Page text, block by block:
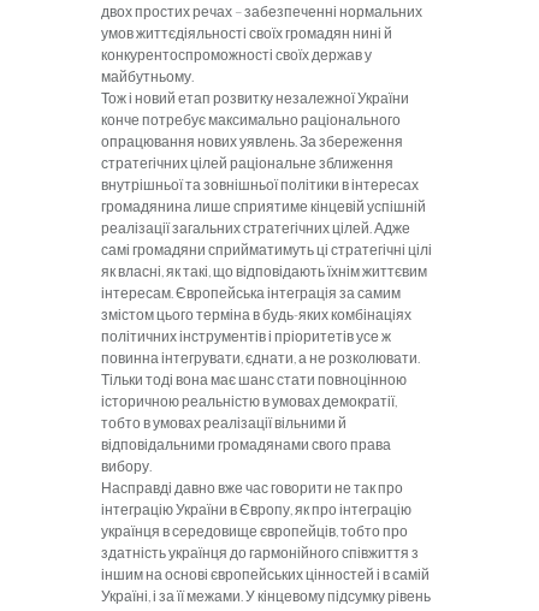
двох простих речах – забезпеченні нормальних
умов життєдіяльності своїх громадян нині й
конкурентоспроможності своїх держав у
майбутньому.
Тож і новий етап розвитку незалежної України
конче потребує максималь­но раціонального
опрацювання нових уявлень. За збе­реження
стратегічних цілей раціональне зближення
внутрішньої та зовнішньої політики в інтересах
грома­дянина лише сприятиме кінцевій успішній
реалізації загальних стратегічних цілей. Адже
самі громадяни сприйматимуть ці стратегічні цілі
як власні, як такі, що відповідають їхнім життєвим
інтересам. Європейська інтеграція за самим
змістом цього терміна в будь-яких комбінаціях
політичних інструментів і пріоритетів усе ж
повинна інтегрувати, єднати, а не розколювати.
Тільки тоді вона має шанс стати повноцінною
історичною ре­альністю в умовах демократії,
тобто в умовах реалізації вільними й
відповідальними громадянами свого права
вибору.
Насправді давно вже час говори­ти не так про
інтеграцію України в Європу, як про інтег­рацію
українця в середовище європейців, тобто про
здатність українця до гармонійного співжиття з
іншим на основі європейських цінностей і в самій
Україні, і за її межами. У кінцевому підсумку рівень